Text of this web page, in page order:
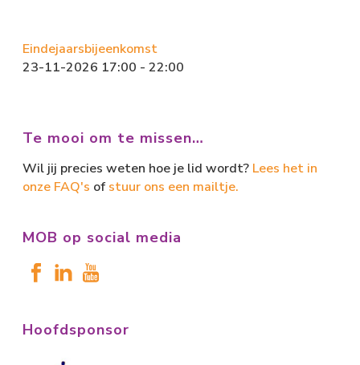
Eindejaarsbijeenkomst
23-11-2026 17:00 - 22:00
Te mooi om te missen…
Wil jij precies weten hoe je lid wordt? Lees het in
onze FAQ's of stuur ons een mailtje.
MOB op social media
Hoofdsponsor